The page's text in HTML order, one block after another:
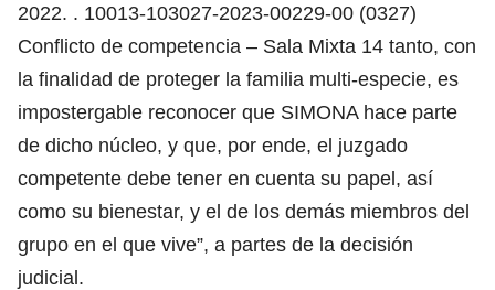
2022. . 10013-103027-2023-00229-00 (0327)
Conflicto de competencia – Sala Mixta 14 tanto, con
la finalidad de proteger la familia multi-especie, es
impostergable reconocer que SIMONA hace parte
de dicho núcleo, y que, por ende, el juzgado
competente debe tener en cuenta su papel, así
como su bienestar, y el de los demás miembros del
grupo en el que vive”, a partes de la decisión
judicial.